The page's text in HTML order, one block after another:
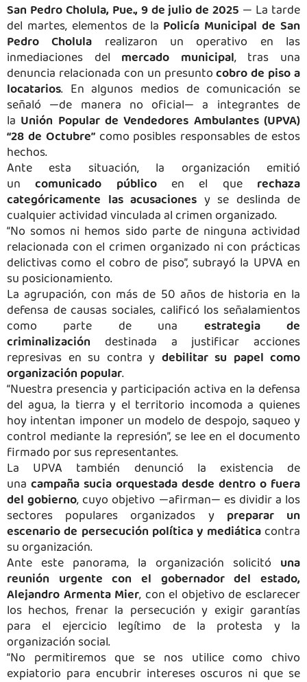
San Pedro Cholula, Pue., 9 de julio de 2025 — La tarde
del martes, elementos de la Policía Municipal de San
Pedro Cholula realizaron un operativo en las
inmediaciones del mercado municipal, tras una
denuncia relacionada con un presuntocobro de piso a
locatarios. En algunos medios de comunicación se
señaló —de manera no oficial— a integrantes de
la Unión Popular de Vendedores Ambulantes (UPVA)
“28 de Octubre” como posibles responsables de estos
hechos.
Ante esta situación, la organización emitió
uncomunicado públicoen el que rechaza
categóricamente las acusaciones y se deslinda de
cualquier actividad vinculada al crimen organizado.
“No somos ni hemos sido parte de ninguna actividad
relacionada con el crimen organizado ni con prácticas
delictivas como el cobro de piso”, subrayó la UPVA en
su posicionamiento.
La agrupación, con más de 50 años de historia en la
defensa de causas sociales, calificó los señalamientos
como parte de una estrategia de
criminalización destinada a justificar acciones
represivas en su contra y debilitar su papel como
organización popular.
“Nuestra presencia y participación activa en la defensa
del agua, la tierra y el territorio incomoda a quienes
hoy intentan imponer un modelo de despojo, saqueo y
control mediante la represión”, se lee en el documento
firmado por sus representantes.
La UPVA también denunció la existencia de
una campaña sucia orquestada desde dentro o fuera
del gobierno, cuyo objetivo —afirman— es dividir a los
sectores populares organizados y preparar un
escenario de persecución política y mediáticacontra
su organización.
Ante este panorama, la organización solicitó una
reunión urgente con el gobernador del estado,
Alejandro Armenta Mier, con el objetivo de esclarecer
los hechos, frenar la persecución y exigir garantías
para el ejercicio legítimo de la protesta y la
organización social.
“No permitiremos que se nos utilice como chivo
expiatorio para encubrir intereses oscuros ni que se